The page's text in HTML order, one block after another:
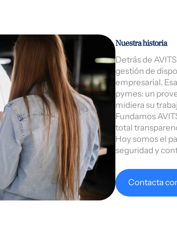
Nuestra historia
Detrás de
gestión de
empresarial.
pymes: un
midiera su
Fundamos
total
Hoy somos el
seguridad y
Contacta